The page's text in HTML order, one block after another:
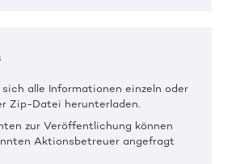
alle Informationen einzeln oder
Zip-Datei herunterladen.
zur Veröffentlichung können
Aktionsbetreuer angefragt